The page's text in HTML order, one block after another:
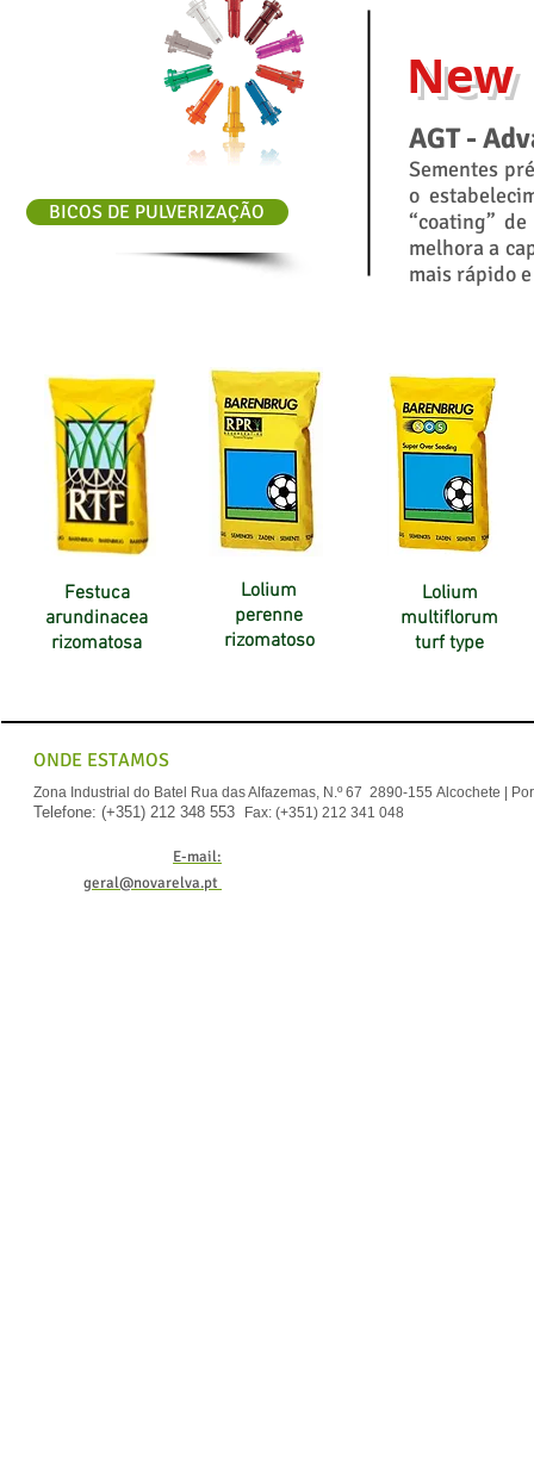
BICOS DE PULVERIZAÇÃO
New
AGT -
Sementes
o
“coating” de
melhora a
mais rápido
Festuca
arundinacea
rizomatosa
Lolium
perenne
rizomatoso
Lolium
multiflorum
turf type
ONDE ESTAMOS
Zona Industrial do Batel Rua das Alfazemas, N.º 67 2890-155 Alcochete |
Telefone: (+351) 212 348 553 Fax: (+351) 212 341 048
E-mail:
geral@novarelva.pt